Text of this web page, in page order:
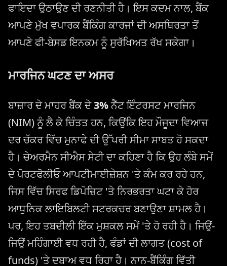
ਫਾਇਦਾ ਉਠਾਉਣ ਦੀ ਰਣਨੀਤੀ ਹੈ। ਇਸ ਕਦਮ ਨਾਲ, ਬੈਂਕ
ਆਪਣੇ ਮੁੱਖ ਵਪਾਰਕ ਬੈਂਕਿੰਗ ਕਾਰਜਾਂ ਦੀ ਅਸਥਿਰਤਾ ਤੋਂ
ਆਪਣੇ ਫੀ-ਬੇਸਡ ਇਨਕਮ ਨੂੰ ਸੁਰੱਖਿਅਤ ਰੱਖ ਸਕੇਗਾ।
ਮਾਰਜਿਨ ਘਟਣ ਦਾ ਅਸਰ
ਬਾਜ਼ਾਰ ਦੇ ਮਾਹਰ ਬੈਂਕ ਦੇ3%ਨੈੱਟ ਇੰਟਰਸਟ ਮਾਰਜਿਨ
(NIM) ਨੂੰ ਲੈ ਕੇ ਚਿੰਤਤ ਹਨ, ਕਿਉਂਕਿ ਇਹ ਮੌਜੂਦਾ ਵਿਆਜ
ਦਰ ਚੱਕਰ ਵਿੱਚ ਮੁਨਾਫੇ ਦੀ ਉੱਪਰੀ ਸੀਮਾ ਸਾਬਤ ਹੋ ਸਕਦਾ
ਹੈ। ਚੇਅਰਮੈਨ ਸੀਐਸ ਸੇਟੀ ਦਾ ਕਹਿਣਾ ਹੈ ਕਿ ਉਹ ਲੰਬੇ ਸਮੇਂ
ਦੇ ਪੋਰਟਫੋਲੀਓ ਆਪਟੀਮਾਈਜ਼ੇਸ਼ਨ 'ਤੇ ਕੰਮ ਕਰ ਰਹੇ ਹਨ,
ਜਿਸ ਵਿੱਚ ਸਿਰਫ ਡਿਪੋਜ਼ਿਟ 'ਤੇ ਨਿਰਭਰਤਾ ਘਟਾ ਕੇ ਹੋਰ
ਆਧੁਨਿਕ ਲਾਇਬਿਲਟੀ ਸਟਰਕਚਰ ਬਣਾਉਣਾ ਸ਼ਾਮਲ ਹੈ।
ਪਰ, ਇਹ ਤਬਦੀਲੀ ਇੱਕ ਮੁਸ਼ਕਲ ਸਮੇਂ 'ਤੇ ਹੋ ਰਹੀ ਹੈ। ਜਿਉਂ-
ਜਿਉਂ ਮਹਿੰਗਾਈ ਵਧ ਰਹੀ ਹੈ, ਫੰਡਾਂ ਦੀ ਲਾਗਤ (cost of
funds) 'ਤੇ ਦਬਾਅ ਵਧ ਰਿਹਾ ਹੈ। ਨਾਨ-ਬੈਂਕਿੰਗ ਵਿੱਤੀ